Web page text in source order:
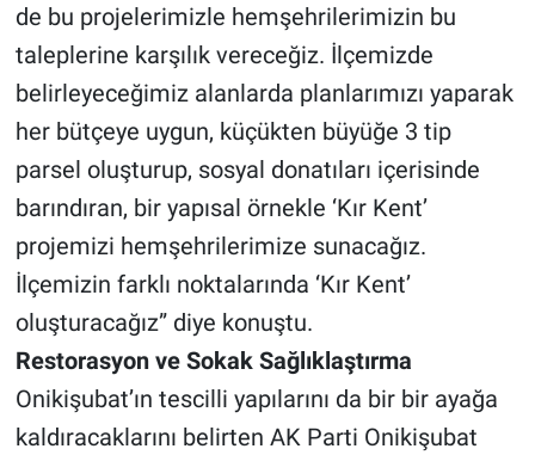
de bu projelerimizle hemşehrilerimizin bu
taleplerine karşılık vereceğiz. İlçemizde
belirleyeceğimiz alanlarda planlarımızı yaparak
her bütçeye uygun, küçükten büyüğe 3 tip
parsel oluşturup, sosyal donatıları içerisinde
barındıran, bir yapısal örnekle ‘Kır Kent’
projemizi hemşehrilerimize sunacağız.
İlçemizin farklı noktalarında ‘Kır Kent’
oluşturacağız” diye konuştu.
Restorasyon ve Sokak Sağlıklaştırma
Onikişubat’ın tescilli yapılarını da bir bir ayağa
kaldıracaklarını belirten AK Parti Onikişubat